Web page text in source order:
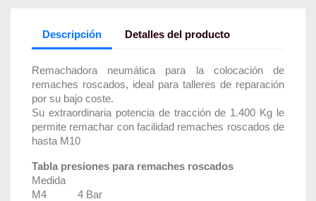
Descripción Detalles del producto
Remachadora neumática para la colocación de
remaches roscados, ideal para talleres de reparación
por su bajo coste.
Su extraordinaria potencia de tracción de 1.400 Kg le
permite remachar con facilidad remaches roscados de
hasta M10
Tabla presiones para remaches roscados
Medida
M4 4 Bar